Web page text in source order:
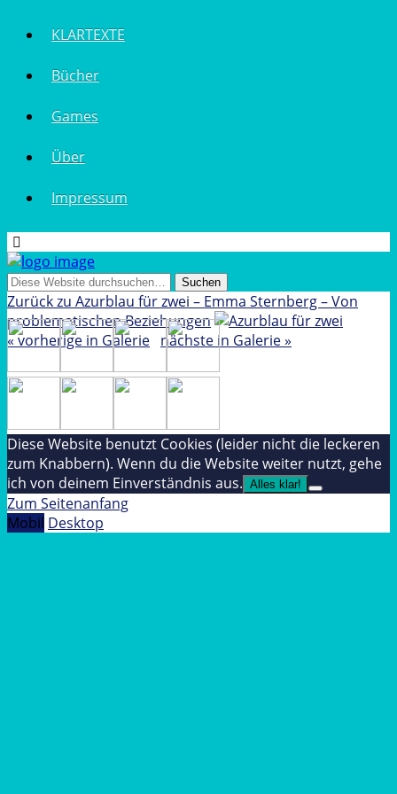
KLARTEXTE
Bücher
Games
Über
Impressum
Zurück zu Azurblau für zwei – Emma Sternberg – Von
problematischen Beziehungen
« vorherige in Galerie nächste in Galerie »
Diese Website benutzt Cookies (leider nicht die leckeren
zum Knabbern). Wenn du die Website weiter nutzt, gehe
ich von deinem Einverständnis aus. Alles klar!
Zum Seitenanfang
Mobil Desktop